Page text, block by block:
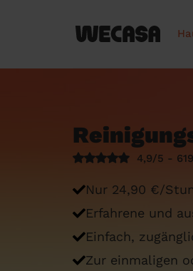
4,9/5 -
Nur 24,90 €/
Erfahrene und
Einfach,
Zur einmaligen